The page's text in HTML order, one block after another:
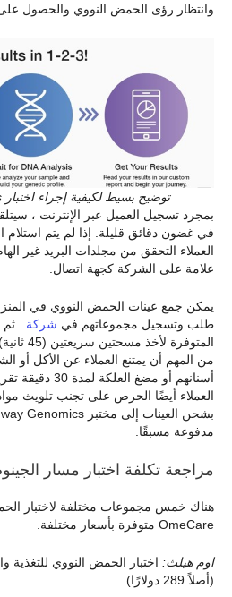
وانتظار رؤى الحمض النووي والحصول على
توضيح بسيط لكيفية إجراء اختبار Pathway Genomics
بمجرد تسجيل العميل عبر الإنترنت ،
في غضون دقائق قليلة. إذا لم يتم استلام
العملاء التحقق من مجلدات البريد غير
علامة على الشركة كجهة اتصال.
يمكن جمع عينات الحمض النووي في
طلب وتسجيل مجموعاتهم في شركة . ثم
من المهم أن يمتنع العملاء عن الأكل أو
أسنانهم أو مضغ
العملاء أيضًا الحرص على تجنب تلويث
مدفوعة مسبقًا.
مراجعة تكلفة اختبار مسار
هناك خمس مجموعات مختلفة لاختبار
OmeCare متوفرة بأسعار مختلفة.
اوم هيلث:
(أصلاً 289 دولارًا)